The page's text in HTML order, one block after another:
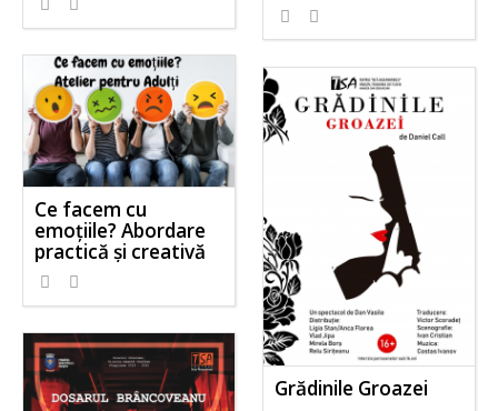
Ce facem cu
emoțiile? Abordare
practică și creativă
Grădinile Groazei